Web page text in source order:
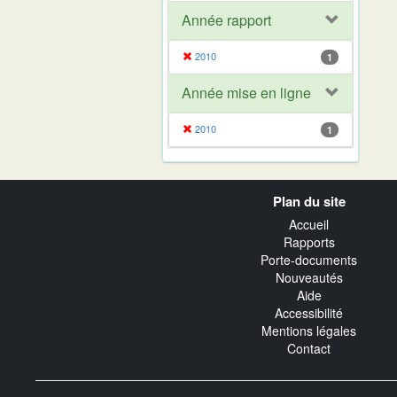
Année rapport
2010 1
Année mise en ligne
2010 1
Plan du site
Accueil
Rapports
Porte-documents
Nouveautés
Aide
Accessibilité
Mentions légales
Contact